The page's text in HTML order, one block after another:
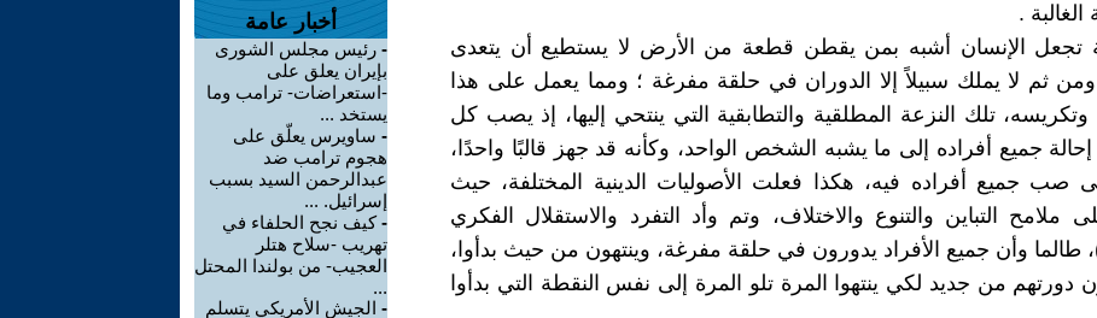
.
تجعل الإنسان أشبه بمن يقطن قطعة من الأرض لا يستطيع أن يتعدى
ثم لا يملك سبيلاً إلا الدوران في حلقة مفرغة ؛ ومما يعمل على هذا
وتكريسه، تلك النزعة المطلقية والتطابقية التي ينتحي إليها، إذ يصب كل
جميع أفراده إلى ما يشبه الشخص الواحد، وكأنه قد جهز قالبًا واحدًا،
صب جميع أفراده فيه، هكذا فعلت الأصوليات الدينية المختلفة، حيث
التباين والتنوع والاختلاف، وتم وأد التفرد والاستقلال الفكري
طالما وأن جميع الأفراد يدورون في حلقة مفرغة، وينتهون من حيث بدأوا،
دورتهم من جديد لكي ينتهوا المرة تلو المرة إلى نفس النقطة التي بدأوا
أخبار عامة
- رئيس مجلس الشورى
بإيران يعلق على
-استعراضات- ترامب وما
يستخد ...
- ساويرس يعلّق على
هجوم ترامب ضد
عبدالرحمن السيد بسبب
إسرائيل. ...
-كيف نجح الحلفاء في
تهريب -سلاح هتلر
العجيب- من بولندا المحتل
...
- الجيش الأمريكي يتسلم